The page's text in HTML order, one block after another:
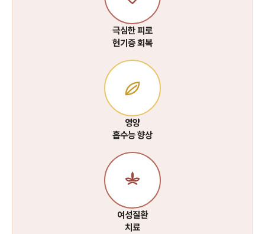
극심한 피로
현기증 회복
영양
흡수능 향상
여성질환
치료